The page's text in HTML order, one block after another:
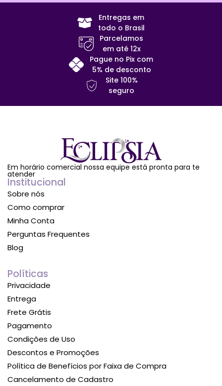
Entregas em
todo o Brasil
Parcelamos
em até 12x
Pague no Pix com
5% de desconto
Site 100%
seguro
Em horário comercial nossa equipe está pronta para te
atender
Institucional
Sobre nós
Como comprar
Minha Conta
Perguntas Frequentes
Blog
Políticas
Privacidade
Entrega
Frete Grátis
Pagamento
Condições de Uso
Descontos e Promoções
Política de Benefícios por Faixa de Compra
Cancelamento de Cadastro